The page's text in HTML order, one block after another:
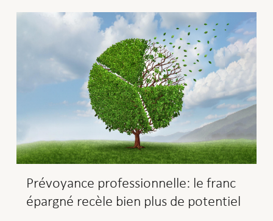
Prévoyance professionnelle: le franc
épargné recèle bien plus de potentiel